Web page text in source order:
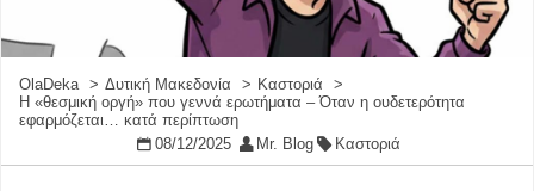
OlaDeka Δυτική Μακεδονία
Καστοριά
Η «θεσμική οργή» που γεννά ερωτήματα – Όταν η ουδετερότητα
εφαρμόζεται… κατά περίπτωση
08/12/2025
Mr. Blog Καστοριά